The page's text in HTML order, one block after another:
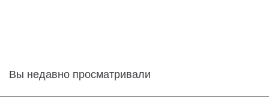
Вы недавно просматривали